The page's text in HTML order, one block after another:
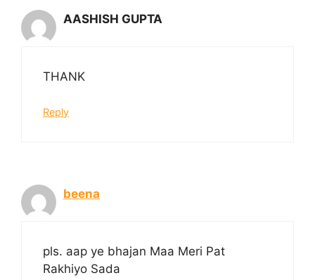
AASHISH GUPTA
THANK
Reply
beena
pls. aap ye bhajan Maa Meri Pat
Rakhiyo Sada